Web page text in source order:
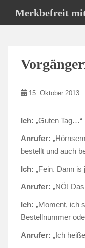
Merkbefreit
15. Oktober 2013
Ich: „Guten Tag…“
Anrufer:
bestellt und auch
Ich: „Fein. Dann is
Anrufer: „NÖ!
Ich: „Moment, ich
Bestellnummer
Anrufer: „Ich